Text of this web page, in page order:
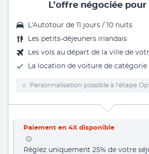
L’offre négociée pour
L'Autotour de 11 jours / 10 nuits
Les petits-déjeuners irlandais
Les vols au départ de la ville de
La
location de voiture de catégorie
Personnalisation possible à l’étape
Paiement en 4X disponible
Réglez uniquement 25% de votre